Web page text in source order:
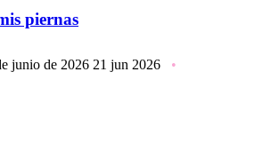
piernas
junio de 2026 21 jun 2026